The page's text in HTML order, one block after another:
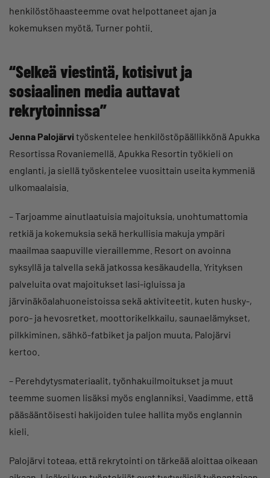
henkilöstöhaasteemme ovat helpottaneet ajan ja
kokemuksen myötä, Turner pohtii.
“Selkeä viestintä, kotisivut ja
sosiaalinen media auttavat
rekrytoinnissa”
Jenna Palojärvi työskentelee henkilöstöpäällikkönä Apukka
Resortissa Rovaniemellä. Apukka Resortin työkieli on
englanti, ja siellä työskentelee vuosittain useita kymmeniä
ulkomaalaisia.
– Tarjoamme ainutlaatuisia majoituksia, unohtumattomia
retkiä ja kokemuksia sekä herkullisia makuja ympäri
maailmaa saapuville vieraillemme. Resort on avoinna
syksyllä ja talvella sekä jatkossa kesäkaudella. Yrityksen
palveluita ovat majoitukset lasi-igluissa ja
järvinäköalahuoneistoissa sekä aktiviteetit, kuten husky-,
poro- ja hevosretket, moottorikelkkailu, saunaelämykset,
pilkkiminen, sähkö-fatbiket ja paljon muuta, Palojärvi
kertoo.
– Perehdytysmateriaalit, työnhakuilmoitukset ja muut
teemme suomen lisäksi myös englanniksi. Vaadimme, että
pääsääntöisesti hakijoiden tulee hallita myös englannin
kieli.
Palojärvi toteaa, että rekrytointi on tärkeää aloittaa oikeaan